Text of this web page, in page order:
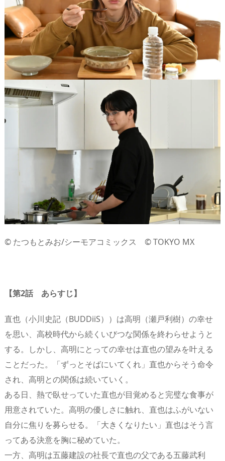
© たつもとみお/シーモアコミックス © TOKYO MX
【第2話 あらすじ】
直也（小川史記（BUDDiiS））は高明（瀬戸利樹）の幸せ
を思い、高校時代から続くいびつな関係を終わらせようと
する。しかし、高明にとっての幸せは直也の望みを叶える
ことだった。「ずっとそばにいてくれ」直也からそう命令
され、高明との関係は続いていく。
ある日、熱で臥せっていた直也が目覚めると完璧な食事が
用意されていた。高明の優しさに触れ、直也はふがいない
自分に焦りを募らせる。「大きくなりたい」直也はそう言
ってある決意を胸に秘めていた。
一方、高明は五藤建設の社長で直也の父である五藤武利